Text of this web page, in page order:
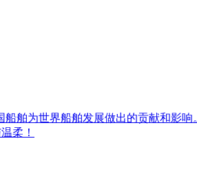
舶为世界船舶发展做出的贡献和影响
柔！